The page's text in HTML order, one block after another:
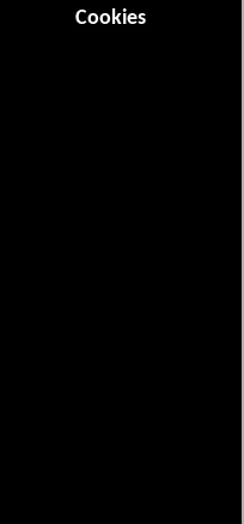
Cookies
dirigida por
Young
de Keeley,
El hombre (
duración de 01 hr 26 min
originales en
sido compuesta por